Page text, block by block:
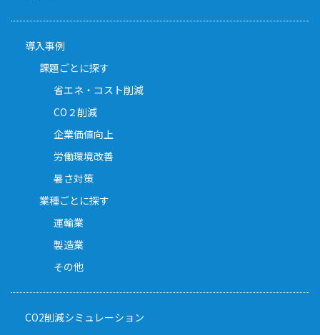
導入事例
課題ごとに探す
省エネ・コスト削減
CO２削減
企業価値向上
労働環境改善
暑さ対策
業種ごとに探す
運輸業
製造業
その他
CO2削減シミュレーション